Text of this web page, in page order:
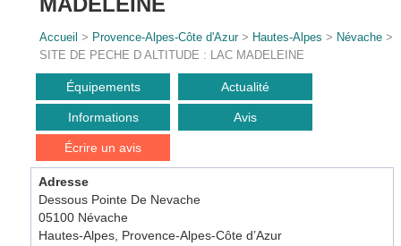
Accueil > Provence-Alpes-Côte d'Azur> Hautes-Alpes > Névache >
SITE DE PECHE D ALTITUDE : LAC MADELEINE
Équipements Actualité
Informations Avis
Écrire un avis
Adresse
Dessous Pointe De Nevache
05100 Névache
Hautes-Alpes, Provence-Alpes-Côte d’Azur